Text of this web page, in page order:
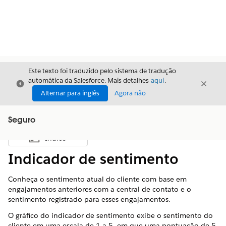
Fechar
Este texto foi traduzido pelo sistema de tradução
automática da Salesforce. Mais detalhes aqui.
Alternar para inglês
Agora não
Fechar
Seguro
Mostrar índice
Índice
Indicador de sentimento
Conheça o sentimento atual do cliente com base em
engajamentos anteriores com a central de contato e o
sentimento registrado para esses engajamentos.
O gráfico do indicador de sentimento exibe o sentimento do